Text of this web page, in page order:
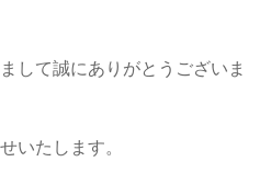
して誠にありがとうございま
いたします。